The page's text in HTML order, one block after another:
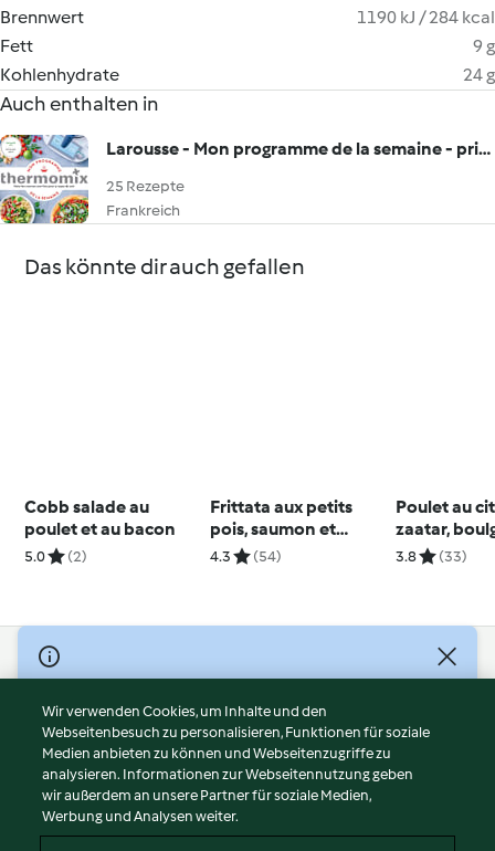
Brennwert
1190 kJ / 284 kcal
Fett
9 g
Kohlenhydrate
24 g
Auch enthalten in
Larousse - Mon programme de la semaine - printemps
25 Rezepte
Frankreich
Das könnte dir auch gefallen
Cobb salade au
poulet et au bacon
5.0 (2)
Frittata aux petits
pois, saumon et
citron
4.3 (54)
Poulet au
zaatar,
poireau
3.8 (33)
© Copyright 2026
Nutzungsbedingungen
Datenschutzrichtlinien
Disclaimer
Impressum
Cookies
Wir verwenden Cookies, um Inhalte und den
Webseitenbesuch zu personalisieren, Funktionen für soziale
Medien anbieten zu können und Webseitenzugriffe zu
analysieren. Informationen zur Webseitennutzung geben
wir außerdem an unsere Partner für soziale Medien,
Werbung und Analysen weiter.